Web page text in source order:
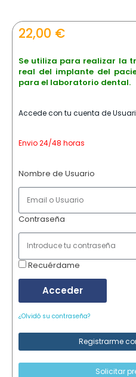
22,00 €
Se utiliza para realizar la
real del implante del
para el laboratorio dental.
Accede con tu cuenta de
Envio 24/48 horas
Nombre de Usuario
Contraseña
Recuérdame
Acceder
¿Olvidó su contraseña?
Registrarme
Solicitar